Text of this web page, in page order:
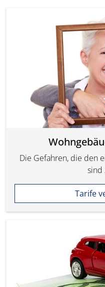
Die Gefahren, die den
sind
Tarife